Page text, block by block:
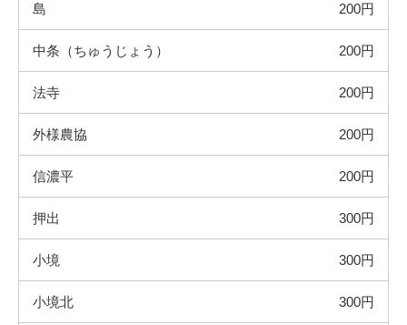
島 200円
中条（ちゅうじょう） 200円
法寺 200円
外様農協 200円
信濃平 200円
押出 300円
小境 300円
小境北 300円